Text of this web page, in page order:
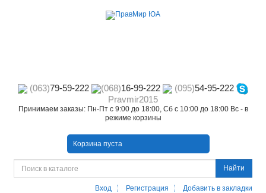
(063)79-59-222 (068)16-99-222 (095)54-95-222
Pravmir2015
Принимаем заказы: Пн-Пт с 9:00 до 18:00, Сб с 10:00 до 18:00 Вс - в
режиме корзины
Корзина пуста
Найти
Вход Регистрация Добавить в закладки